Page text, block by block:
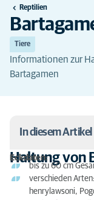
Reptilien
Tiere
Informationen zur
Bartagamen
In diesem Artikel
Haltung von
Haltung im
Haltung von
Eckdaten:
bis zu 60 cm
verschieden
henrylawsoni,